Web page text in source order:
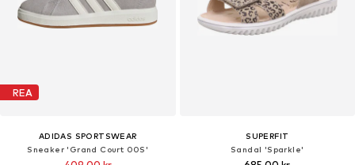
REA
ADIDAS SPORTSWEAR
Sneaker 'Grand Court 00S'
SUPERFIT
Sandal 'Sparkle'